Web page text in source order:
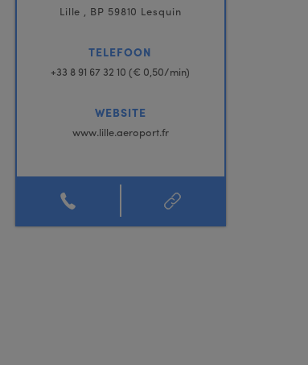
Lille , BP 59810 Lesquin
TELEFOON
+33 8 91 67 32 10 (€ 0,50/min)
WEBSITE
www.lille.aeroport.fr